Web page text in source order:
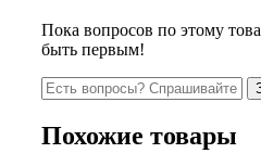
Пока вопросов по этому
быть первым!
Похожие товары